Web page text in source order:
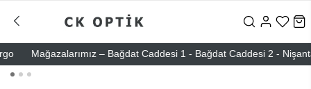
Mağazalarımız – Bağdat Caddesi 1 - Bağdat Caddesi 2 -